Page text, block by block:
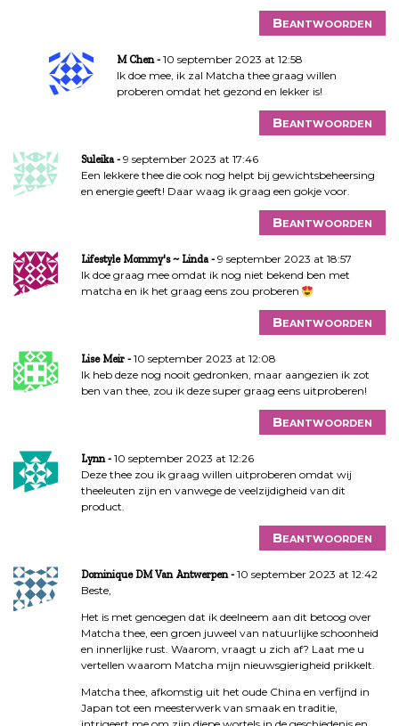
Beantwoorden
M Chen
10 september 2023 at 12:58
Ik doe mee, ik zal Matcha thee graag willen
proberen omdat het gezond en lekker is!
Beantwoorden
Suleika
9 september 2023 at 17:46
Een lekkere thee die ook nog helpt bij gewichtsbeheersing
en energie geeft! Daar waag ik graag een gokje voor.
Beantwoorden
Lifestyle Mommy's ~ Linda
9 september 2023 at 18:57
Ik doe graag mee omdat ik nog niet bekend ben met
matcha en ik het graag eens zou proberen
Beantwoorden
Lise Meir
10 september 2023 at 12:08
Ik heb deze nog nooit gedronken, maar aangezien ik zot
ben van thee, zou ik deze super graag eens uitproberen!
Beantwoorden
Lynn
10 september 2023 at 12:26
Deze thee zou ik graag willen uitproberen omdat wij
theeleuten zijn en vanwege de veelzijdigheid van dit
product.
Beantwoorden
Dominique DM Van Antwerpen
10 september 2023 at 12:42
Beste,
Het is met genoegen dat ik deelneem aan dit betoog over
Matcha thee, een groen juweel van natuurlijke schoonheid
en innerlijke rust. Waarom, vraagt u zich af? Laat me u
vertellen waarom Matcha mijn nieuwsgierigheid prikkelt.
Matcha thee, afkomstig uit het oude China en verfijnd in
Japan tot een meesterwerk van smaak en traditie,